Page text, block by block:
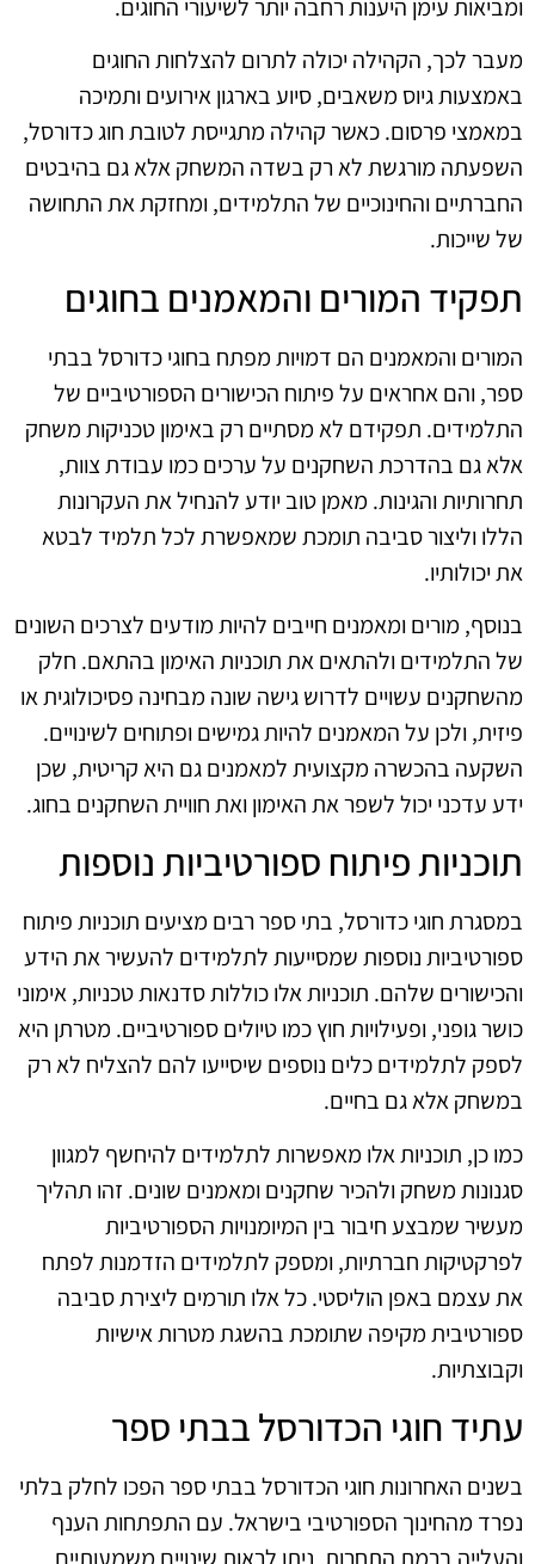
ומביאות עימן היענות רחבה יותר לשיעורי החוגים.
מעבר לכך, הקהילה יכולה לתרום להצלחות החוגים
באמצעות גיוס משאבים, סיוע בארגון אירועים ותמיכה
במאמצי פרסום. כאשר קהילה מתגייסת לטובת חוג כדורסל,
השפעתה מורגשת לא רק בשדה המשחק אלא גם בהיבטים
החברתיים והחינוכיים של התלמידים, ומחזקת את התחושה
של שייכות.
תפקיד המורים והמאמנים בחוגים
המורים והמאמנים הם דמויות מפתח בחוגי כדורסל בבתי
ספר, והם אחראים על פיתוח הכישורים הספורטיביים של
התלמידים. תפקידם לא מסתיים רק באימון טכניקות משחק
אלא גם בהדרכת השחקנים על ערכים כמו עבודת צוות,
תחרותיות והגינות. מאמן טוב יודע להנחיל את העקרונות
הללו וליצור סביבה תומכת שמאפשרת לכל תלמיד לבטא
את יכולותיו.
בנוסף, מורים ומאמנים חייבים להיות מודעים לצרכים השונים
של התלמידים ולהתאים את תוכניות האימון בהתאם. חלק
מהשחקנים עשויים לדרוש גישה שונה מבחינה פסיכולוגית או
פיזית, ולכן על המאמנים להיות גמישים ופתוחים לשינויים.
השקעה בהכשרה מקצועית למאמנים גם היא קריטית, שכן
ידע עדכני יכול לשפר את האימון ואת חוויית השחקנים בחוג.
תוכניות פיתוח ספורטיביות נוספות
במסגרת חוגי כדורסל, בתי ספר רבים מציעים תוכניות פיתוח
ספורטיביות נוספות שמסייעות לתלמידים להעשיר את הידע
והכישורים שלהם. תוכניות אלו כוללות סדנאות טכניות, אימוני
כושר גופני, ופעילויות חוץ כמו טיולים ספורטיביים. מטרתן היא
לספק לתלמידים כלים נוספים שיסייעו להם להצליח לא רק
במשחק אלא גם בחיים.
כמו כן, תוכניות אלו מאפשרות לתלמידים להיחשף למגוון
סגנונות משחק ולהכיר שחקנים ומאמנים שונים. זהו תהליך
מעשיר שמבצע חיבור בין המיומנויות הספורטיביות
לפרקטיקות חברתיות, ומספק לתלמידים הזדמנות לפתח
את עצמם באפן הוליסטי. כל אלו תורמים ליצירת סביבה
ספורטיבית מקיפה שתומכת בהשגת מטרות אישיות
וקבוצתיות.
עתיד חוגי הכדורסל בבתי ספר
בשנים האחרונות חוגי הכדורסל בבתי ספר הפכו לחלק בלתי
נפרד מהחינוך הספורטיבי בישראל. עם התפתחות הענף